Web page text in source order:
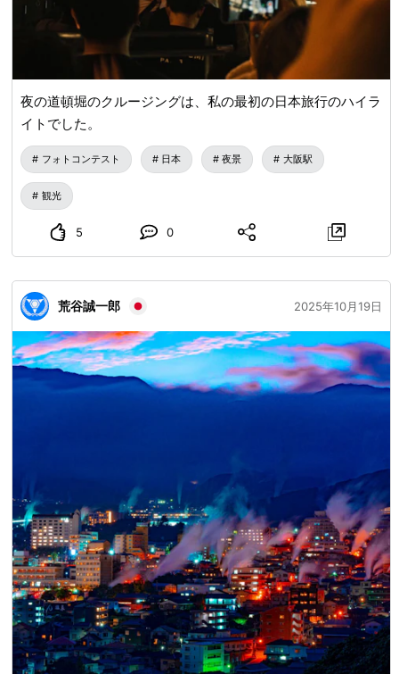
夜の道頓堀のクルージングは、私の最初の日本旅行のハイラ
イトでした。
フォトコンテスト 日本 夜景 大阪駅
観光
5 0
荒谷誠一郎 2025年10月19日